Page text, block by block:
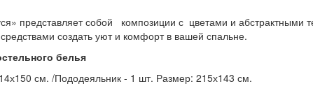
представляет собой композиции с цветами и абстрактными
создать уют и комфорт в вашей спальне.
белья
см. /Пододеяльник - 1 шт. Размер: 215х143 см.